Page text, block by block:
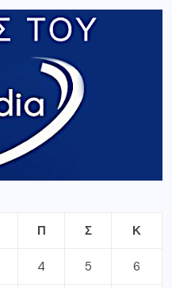
Π Σ Κ
4 5 6